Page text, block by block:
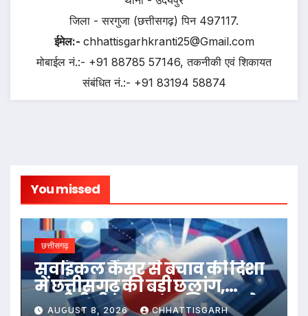
जिला - सरगुजा (छत्तीसगढ़) पिन 497117.
ईमेल:- chhattisgarhkranti25@Gmail.com
मोबाईल नं.:- +91 88785 57146, तकनीकी एवं शिकायत
संबंधित नं.:- +91 83194 58874
You missed
छत्तीसगढ़
सर्वाइकल कैंसर से बचाव की दिशा
में छत्तीसगढ़ की बड़ी छलांग,
एचपीवी टीकाकरण अभियान को
AUGUST 8, 2026 CHHATTISGARH